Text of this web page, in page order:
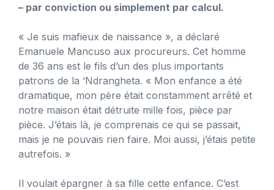
– par conviction ou simplement par calcul.
« Je suis mafieux de naissance », a déclaré
Emanuele Mancuso aux procureurs. Cet homme
de 36 ans est le fils d’un des plus importants
patrons de la ‘Ndrangheta. « Mon enfance a été
dramatique, mon père était constamment arrêté et
notre maison était détruite mille fois, pièce par
pièce. J’étais là, je comprenais ce qui se passait,
mais je ne pouvais rien faire. Moi aussi, j’étais petite
autrefois. »
Il voulait épargner à sa fille cette enfance. C’est